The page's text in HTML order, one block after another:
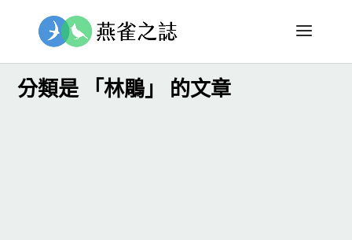
分類是 「林鵰」 的文章